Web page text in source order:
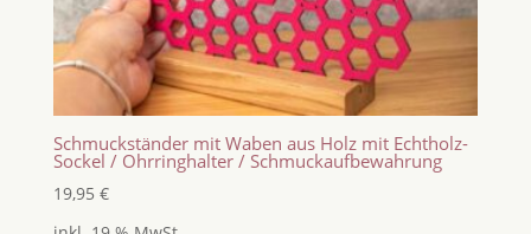
Schmuckständer mit Waben aus Holz mit Echtholz-
Sockel / Ohrringhalter / Schmuckaufbewahrung
19,95 €